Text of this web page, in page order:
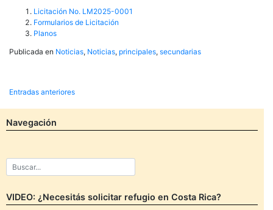
Licitación No. LM2025-0001
Formularios de Licitación
Planos
Publicada en Noticias, Noticias, principales, secundarias
Navegación
de
entradas
Entradas anteriores
Navegación
VIDEO: ¿Necesitás solicitar refugio en Costa Rica?